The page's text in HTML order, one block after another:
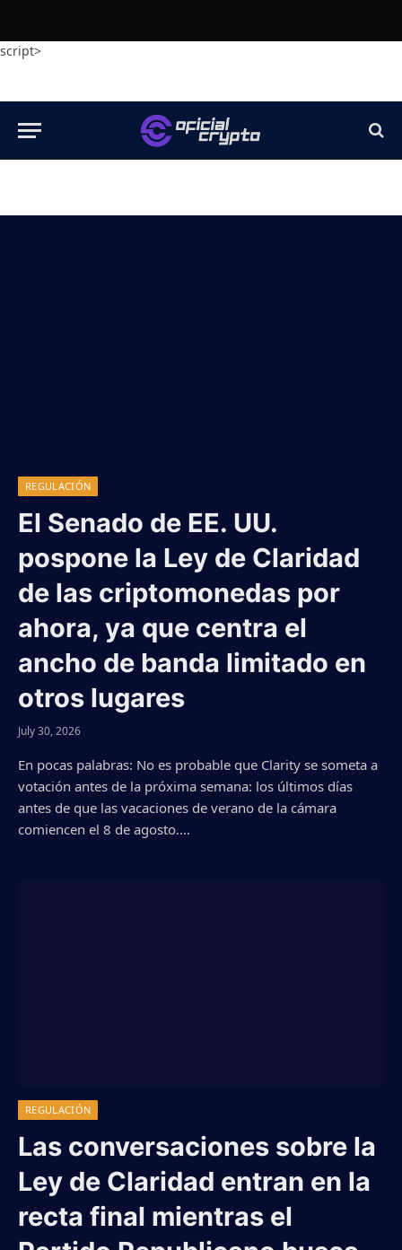
script>
[ccpw id=”5348″]
REGULACIÓN
El Senado de EE. UU.
pospone la Ley de Claridad
de las criptomonedas por
ahora, ya que centra el
ancho de banda limitado en
otros lugares
July 30, 2026
En pocas palabras: No es probable que Clarity se someta a
votación antes de la próxima semana: los últimos días
antes de que las vacaciones de verano de la cámara
comiencen el 8 de agosto.…
REGULACIÓN
Las conversaciones sobre la
Ley de Claridad entran en la
recta final mientras el